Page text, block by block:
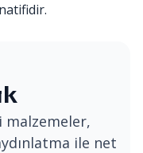
malzemeler,
ile net